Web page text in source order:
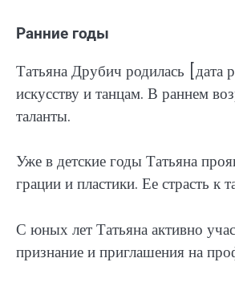
Ранние годы
Татьяна Друбич родилась [дата
искусству и танцам. В раннем
таланты.
Уже в детские годы Татьяна
грации и пластики. Ее страсть к
С юных лет Татьяна активно
признание и приглашения на